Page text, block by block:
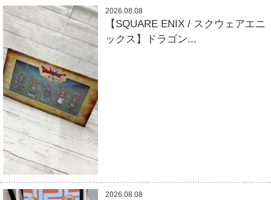
2026.08.08
【SQUARE ENIX / スクウェアエニ
ックス】ドラゴン...
2026.08.08